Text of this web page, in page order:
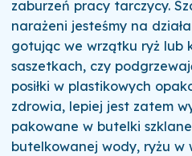
zaburzeń pracy tarczycy.
narażeni jesteśmy na
gotując we wrzątku ryż lub
saszetkach, czy
posiłki w plastikowych
zdrowia, lepiej jest zatem
pakowane w butelki
butelkowanej wody, ryżu w